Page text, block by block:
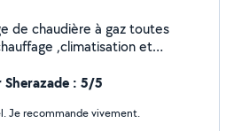
de chaudière à gaz toutes
et
Sherazade : 5/5
Très réactif et professionnel. Je recommande vivement.